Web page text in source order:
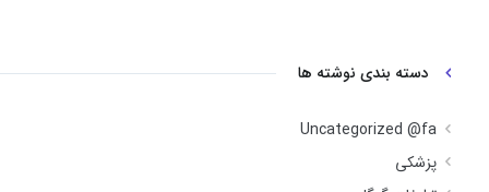
دسته بندی نوشته ها
Uncategorized @fa
پزشکی